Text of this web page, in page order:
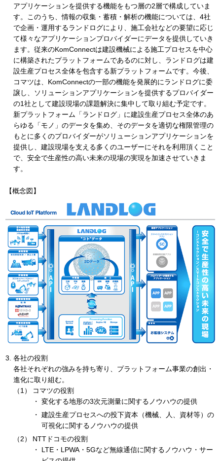
アプリケーションを提供する機能をもつ層の2層で構成していま
す。このうち、情報の収集・蓄積・解析の機能については、4社
で企画・運用するランドログにより、施工会社などの要望に応じ
て様々なアプリケーションプロバイダーにデータを提供していき
ます。従来のKomConnectは建設機械による施工プロセスを中心
に構築されたプラットフォームであるのに対し、ランドログは建
設生産プロセス全体を包含する新プラットフォームです。今後、
コマツは、KomConnectの一部の機能を発展的にランドログに委
譲し、ソリューションアプリケーションを提供するプロバイダー
の1社として建設現場の課題解決に集中して取り組む予定です。
新プラットフォーム「ランドログ」に建設生産プロセス全体のあ
らゆる「モノ」のデータを集め、そのデータを適切な権限管理の
もとに多くのプロバイダーがソリューションアプリケーションを
提供し、建設現場を支える多くのユーザーにそれを利用頂くこと
で、安全で生産性の高い未来の現場の実現を加速させていきま
す。
【概念図】
各社の役割
各社それぞれの強みを持ち寄り、プラットフォーム事業の創出・
進化に取り組む。
コマツの役割
変化する地形の3次元測量に関するノウハウの提供
建設生産プロセスへの投下資本（機械、人、資材等）の
可視化に関するノウハウの提供
NTTドコモの役割
LTE・LPWA・5Gなど無線通信に関するノウハウ・サー